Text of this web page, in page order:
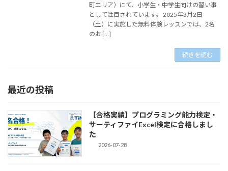
町エリア）にて、小学生・中学生向けの習い事
として注目されています。 2025年3月2日
（土）に実施した無料体験レッスンでは、2名
のお […]
続きを読む
最近の投稿
【合格実績】プログラミング能力検定・
サーティファイExcel検定に合格しまし
た
2026-07-28